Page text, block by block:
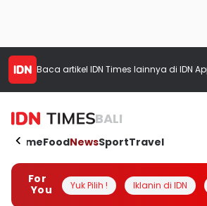
Baca artikel IDN Times lainnya di IDN
BALI
HomeFoodNewsSportTravel
For
You
Yuk Pilih ! Iklanin di IDN